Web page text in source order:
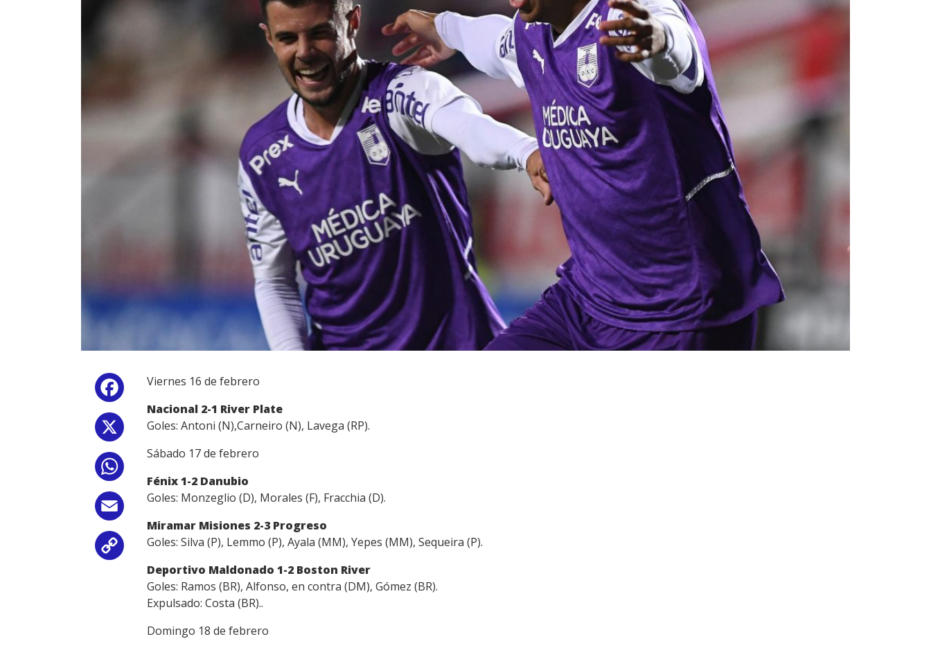
Facebook
Copy
Link
Viernes 16 de febrero
Nacional 2-1 River Plate
Goles: Antoni (N),Carneiro (N), Lavega (RP).
Sábado 17 de febrero
Fénix 1-2 Danubio
Goles: Monzeglio (D), Morales (F), Fracchia (D).
Miramar Misiones 2-3 Progreso
Goles: Silva (P), Lemmo (P), Ayala (MM), Yepes (MM), Sequeira (P).
Deportivo Maldonado 1-2 Boston River
Goles: Ramos (BR), Alfonso, en contra (DM), Gómez (BR).
Expulsado: Costa (BR)..
Domingo 18 de febrero